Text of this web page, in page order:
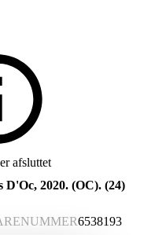
afsluttet
2020. (OC). (24)
6538193